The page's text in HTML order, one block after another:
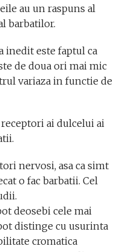
au un raspuns al
barbatilor.
inedit este faptul ca
de doua ori mai mic
variaza in functie de
ai dulcelui ai
nervosi, asa ca simt
o fac barbatii. Cel
deosebi cele mai
distinge cu usurinta
cromatica